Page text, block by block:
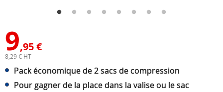
9,95 €
8,29 € HT
Pack économique de 2 sacs de compression
Pour gagner de la place dans la valise ou le sac